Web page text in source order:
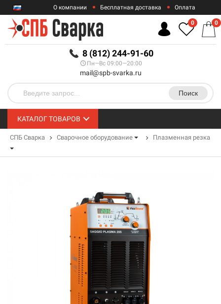
RUB
О компании Бесплатная доставка Оплата
Гарантии
8 (812) 244-91-60
Пн—Вс 09:00—20:00
mail@spb-svarka.ru
Поиск
0 0
КАТАЛОГ ТОВАРОВ
СПБ Сварка Сварочное оборудование Плазменная резка